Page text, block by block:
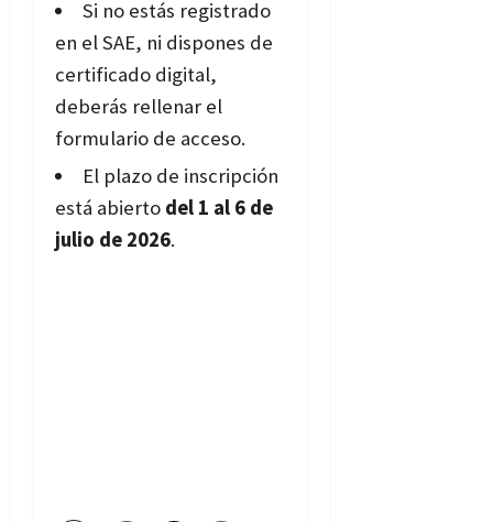
Si no estás registrado
en el SAE, ni dispones de
certificado digital,
deberás rellenar el
formulario de acceso.
El plazo de inscripción
está abierto del 1 al 6 de
julio de 2026.